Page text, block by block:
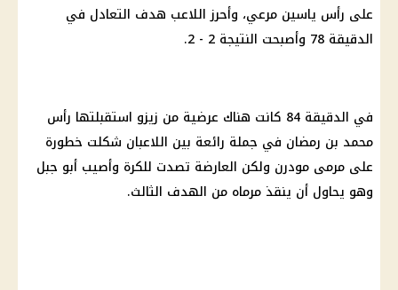
على رأس ياسين مرعي، وأحرز اللاعب هدف التعادل في
الدقيقة 78 وأصبحت النتيجة 2 - 2.
في الدقيقة 84 كانت هناك عرضية من زيزو استقبلتها رأس
محمد بن رمضان في جملة رائعة بين اللاعبان شكلت خطورة
على مرمى مودرن ولكن العارضة تصدت للكرة وأصيب أبو جبل
وهو يحاول أن ينقذ مرماه من الهدف الثالث.